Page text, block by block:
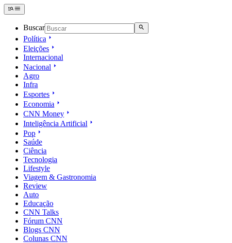
Buscar
Política
Eleições
Internacional
Nacional
Agro
Infra
Esportes
Economia
CNN Money
Inteligência Artificial
Pop
Saúde
Ciência
Tecnologia
Lifestyle
Viagem & Gastronomia
Review
Auto
Educação
CNN Talks
Fórum CNN
Blogs CNN
Colunas CNN